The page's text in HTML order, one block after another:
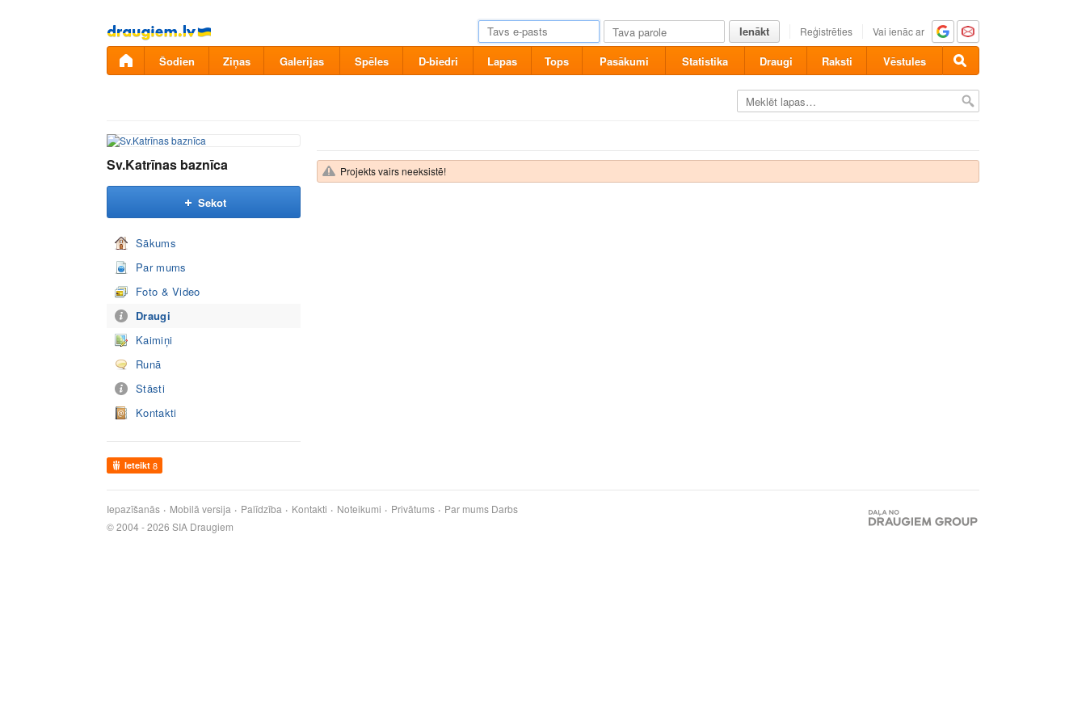
Pāriet
uz
saturu
Ienākt Reģistrēties Vai ienāc ar
Šodien Ziņas Galerijas Spēles D-biedri Lapas Tops Pasākumi Statistika Draugi Raksti Vēstules
Sv.Katrīnas baznīca
Sekot
Sākums
Par mums
Foto & Video
Draugi
Kaimiņi
Runā
Stāsti
Kontakti
Ieteikt 8
Projekts vairs neeksistē!
Iepazīšanās Mobilā versija Palīdzība Kontakti Noteikumi Privātums Par mums Darbs
© 2004 - 2026 SIA Draugiem